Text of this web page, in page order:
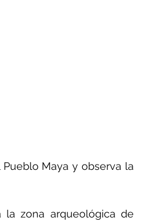
Maya y observa la
zona arqueológica de